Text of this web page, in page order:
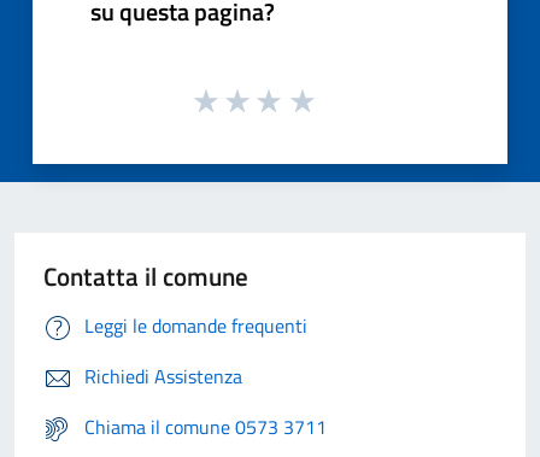
su questa pagina?
Contatta il comune
Leggi le domande frequenti
Richiedi Assistenza
Chiama il comune 0573 3711